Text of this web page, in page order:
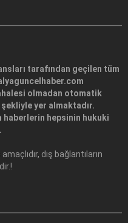
tarafından geçilen tüm
olmadan otomatik
yer almaktadır.
haberlerin hepsinin hukuki
dış bağlantıların